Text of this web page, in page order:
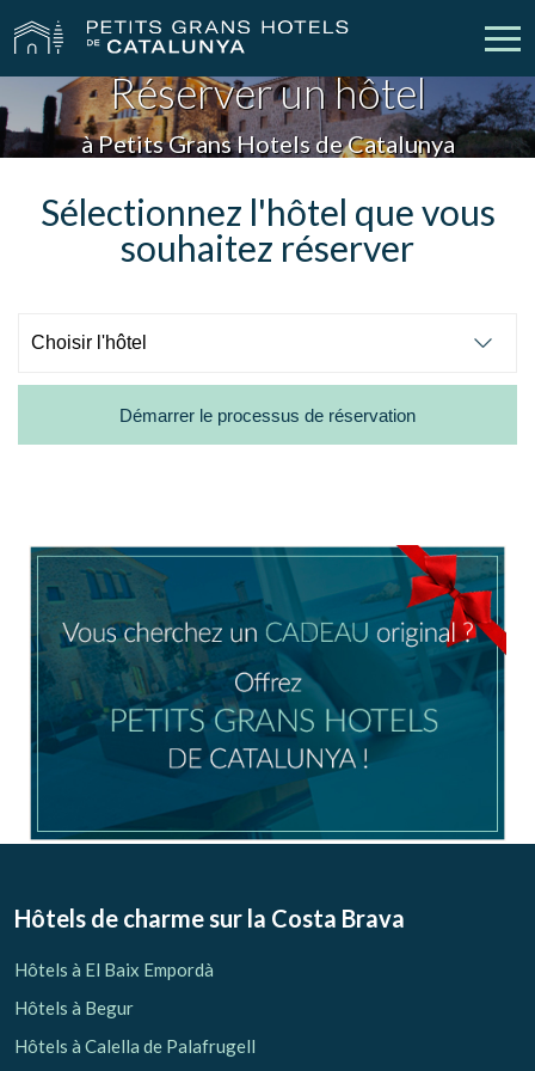
Nos Hôtels Escapades
Mariages
Chèques Cadeau Découvrez Catalogne
Location/nom de l'hôtel
CA ES EN
Réserver un hôtel
à Petits Grans Hotels de Catalunya
Sélectionnez l'hôtel que vous
souhaitez réserver
Démarrer le processus de réservation
Hôtels de charme sur la Costa Brava
Hôtels à El Baix Empordà
Hôtels à Begur
Hôtels à Calella de Palafrugell
Modifier les cookies
continuez à naviguer, vous acceptez leur installation.
pouvant, s'il le souhaite, empêcher leur installation sur son
action peut entraîner des difficultés de navigation sur le